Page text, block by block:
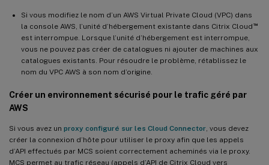
Si vous modifiez le nom d’un AWS Virtual Private Cloud (VPC) dans
la console AWS, l’unité d’hébergement existante dans Citrix Cloud ™
est interrompue. Lorsque l’unité d’hébergement est interrompue,
vous ne pouvez pas créer de catalogues ni ajouter de machines aux
catalogues existants. Pour résoudre le problème, rétablissez le
nom du VPC AWS à son nom d’origine.
Créer un environnement sécurisé pour le trafic géré par
AWS
Si vous avez un proxy configuré sur les Cloud Connector , vous devez
créer la connexion d’hôte pour utiliser le proxy afin que les appels
d’API effectués par MCS soient correctement acheminés via le proxy.
MCS permet au trafic réseau (appels d’API de Citrix Cloud vers